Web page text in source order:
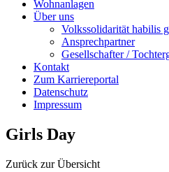
Wohnanlagen
Über uns
Volkssolidarität habilis
Ansprechpartner
Gesellschafter /
Kontakt
Zum Karriereportal
Datenschutz
Impressum
Girls Day
Zurück zur Übersicht